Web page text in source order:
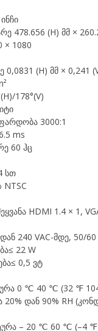
478.656 (H) მმ ×
× 1080
(H) მმ × 0,241
178°(V)
3000:1
ms
60 ჰც
სთ
NTSC
HDMI 1.4 × 1,
240 VAC-მდე, 50/
22 W
0,5 ვტ
0 ℃ 40 ℃ (32 ℉
20% დან 90% RH
– 20 ℃ 60 ℃ (–4